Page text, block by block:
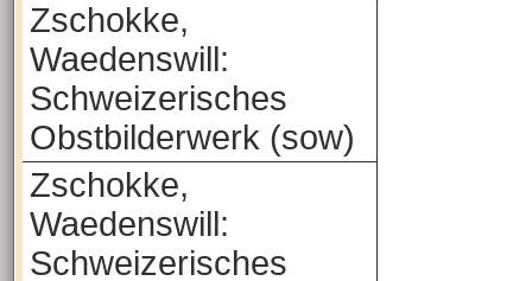
Zschokke,
Waedenswill:
Schweizerisches
Obstbilderwerk (sow)
Zschokke,
Waedenswill:
Schweizerisches